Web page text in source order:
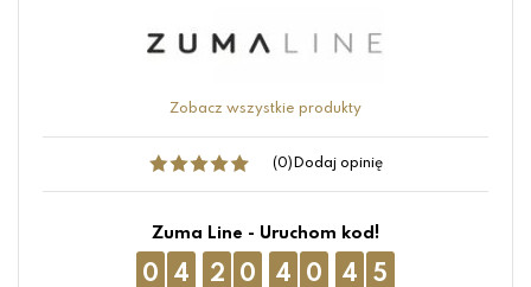
Zobacz wszystkie produkty
(0) Dodaj opinię
Zuma Line - Uruchom kod!
0 4 2 0 4 0 4 4